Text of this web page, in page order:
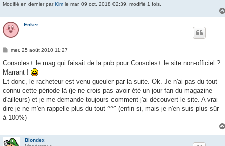
Modifié en dernier parKim le mar. 09 oct. 2018 02:39, modifié 1 fois.
Enker
M
s
a
g
mer. 25 août 2010 11:27
Consoles+ le mag qui faisait de la pub pour Consoles+ le site non-officiel ?
Marrant !
Et donc, le racheteur est venu gueuler par la suite. Ok. Je n'ai pas du tout
connu cette période là (je ne crois pas avoir été un jour fan du magazine
d'ailleurs) et je me demande toujours comment j'ai découvert le site. A vrai
dire je ne m'en rappelle plus du tout ^^" (enfin si, mais je n'en suis plus sûr
à 100%)
Blondex